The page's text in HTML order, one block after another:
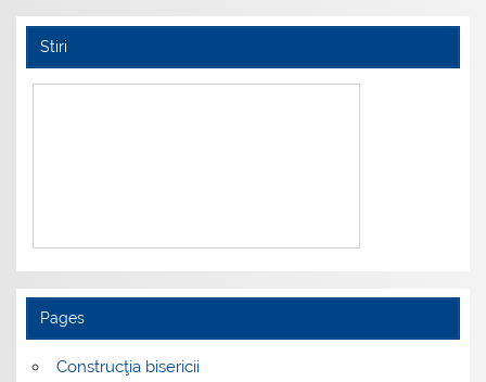
Stiri
Pages
Construcţia bisericii